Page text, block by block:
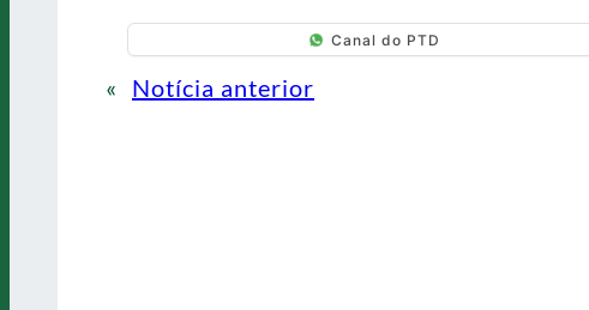
Canal do PTD
« Notícia anterior